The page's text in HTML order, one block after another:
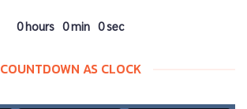
0hours 0min 0sec
COUNTDOWN AS CLOCK